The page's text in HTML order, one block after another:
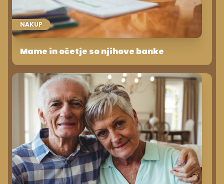
NAKUP
Mame in očetje so njihove banke